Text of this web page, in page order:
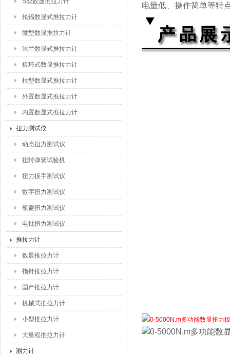
轮辐数显式推拉力计
微型数显推拉力计
法兰数显式推拉力计
板环式数显推拉力计
柱型数显式推拉力计
外置数显式推拉力计
内置数显式推拉力计
扭力测试仪
动态扭力测试仪
扭转弹簧试验机
扭力扳手测试仪
数字扭力测试仪
瓶盖扭力测试仪
电批扭力测试仪
推拉力计
数显推拉力计
指针推拉力计
国产推拉力计
机械式推拉力计
小型推拉力计
大量程推拉力计
测力计
电量低、操作简单等特